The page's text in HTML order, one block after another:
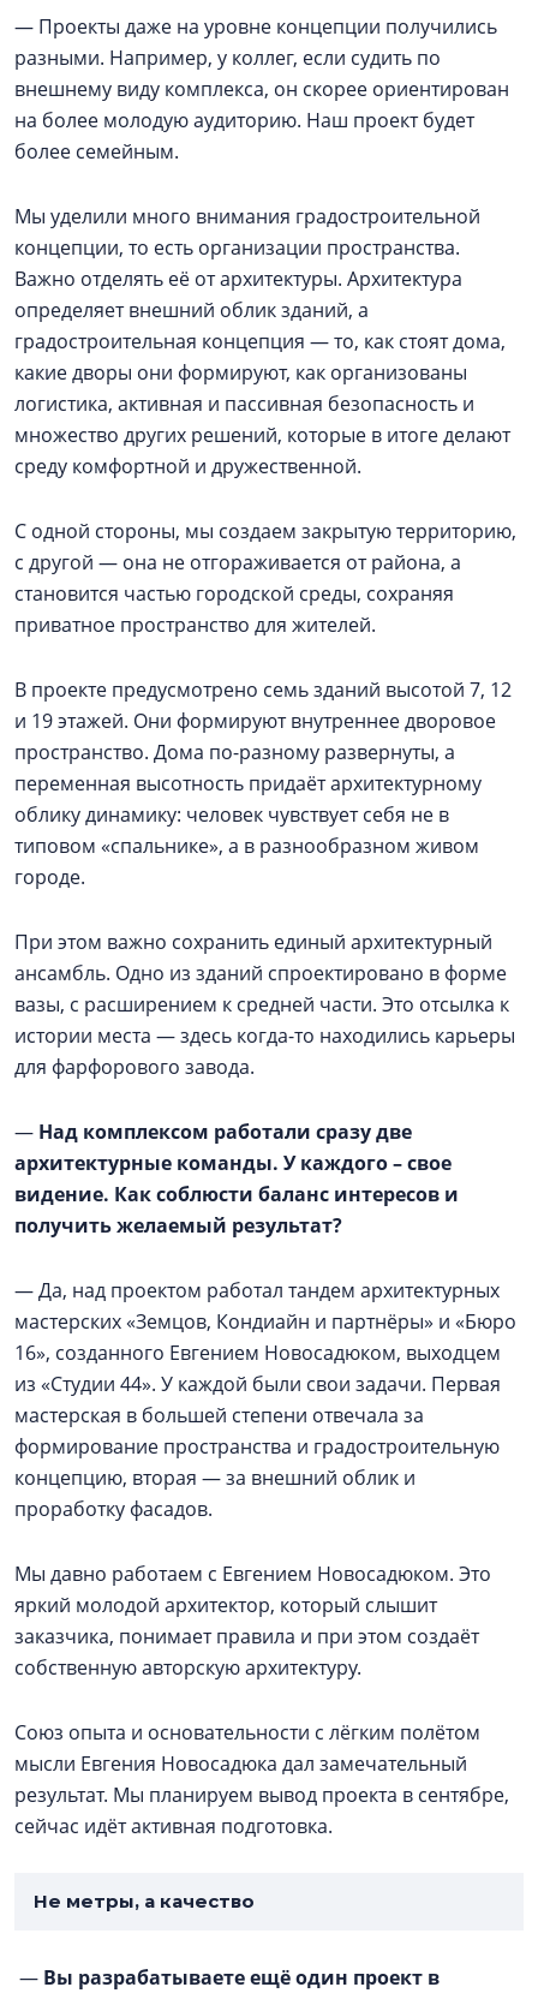
— Проекты даже на уровне концепции получились
разными. Например, у коллег, если судить по
внешнему виду комплекса, он скорее ориентирован
на более молодую аудиторию. Наш проект будет
более семейным.
Мы уделили много внимания градостроительной
концепции, то есть организации пространства.
Важно отделять её от архитектуры. Архитектура
определяет внешний облик зданий, а
градостроительная концепция — то, как стоят дома,
какие дворы они формируют, как организованы
логистика, активная и пассивная безопасность и
множество других решений, которые в итоге делают
среду комфортной и дружественной.
С одной стороны, мы создаем закрытую территорию,
с другой — она не отгораживается от района, а
становится частью городской среды, сохраняя
приватное пространство для жителей.
В проекте предусмотрено семь зданий высотой 7, 12
и 19 этажей. Они формируют внутреннее дворовое
пространство. Дома по-разному развернуты, а
переменная высотность придаёт архитектурному
облику динамику: человек чувствует себя не в
типовом «спальнике», а в разнообразном живом
городе.
При этом важно сохранить единый архитектурный
ансамбль. Одно из зданий спроектировано в форме
вазы, с расширением к средней части. Это отсылка к
истории места — здесь когда-то находились карьеры
для фарфорового завода.
— Над комплексом работали сразу две
архитектурные команды. У каждого – свое
видение. Как соблюсти баланс интересов и
получить желаемый результат?
— Да, над проектом работал тандем архитектурных
мастерских «Земцов, Кондиайн и партнёры» и «Бюро
16», созданного Евгением Новосадюком, выходцем
из «Студии 44». У каждой были свои задачи. Первая
мастерская в большей степени отвечала за
формирование пространства и градостроительную
концепцию, вторая — за внешний облик и
проработку фасадов.
Мы давно работаем с Евгением Новосадюком. Это
яркий молодой архитектор, который слышит
заказчика, понимает правила и при этом создаёт
собственную авторскую архитектуру.
Союз опыта и основательности с лёгким полётом
мысли Евгения Новосадюка дал замечательный
результат. Мы планируем вывод проекта в сентябре,
сейчас идёт активная подготовка.
Не метры, а качество
— Вы разрабатываете ещё один проект в